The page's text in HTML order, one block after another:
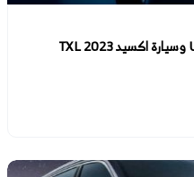
مقارنة بين سيارة شانجان UNI-K 2024 وسيارة اكسيد TXL 2023